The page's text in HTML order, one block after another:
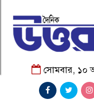
সোমবার, ১০